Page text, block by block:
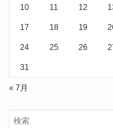
10 11 12
17 18 19
24 25 26
31
« 7月